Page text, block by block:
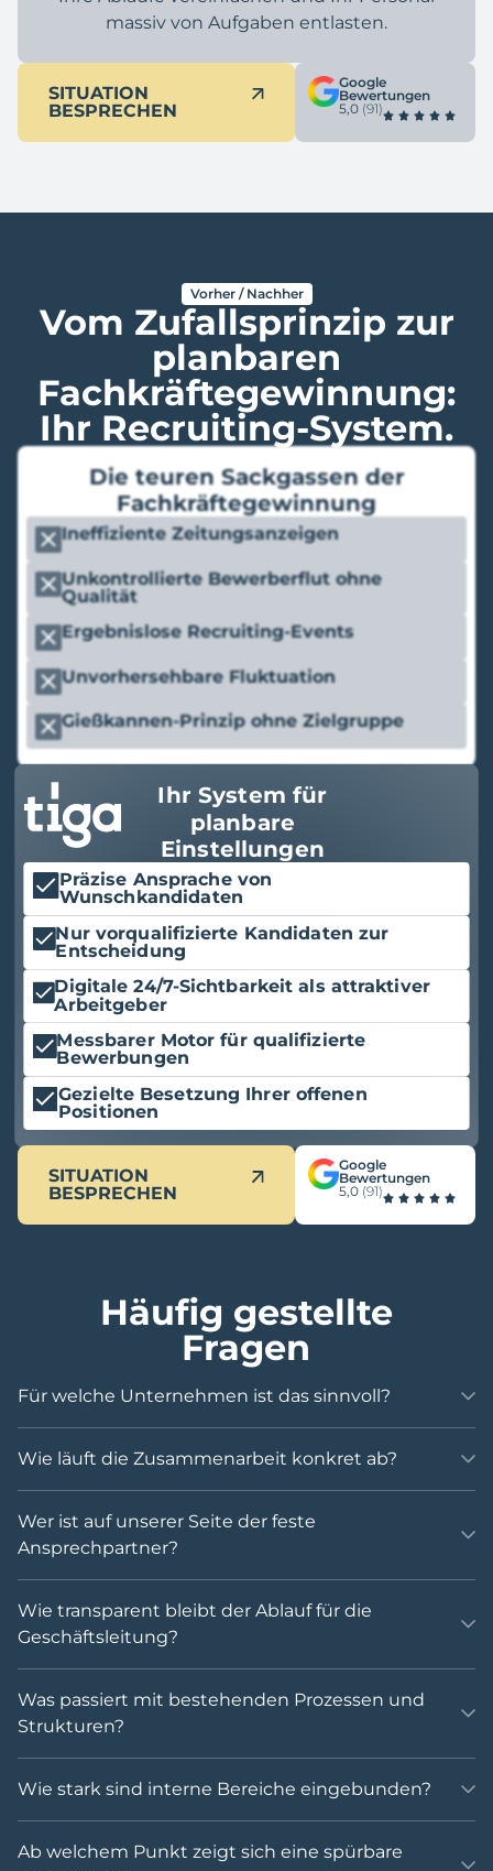
massiv von Aufgaben entlasten.
SITUATION
BESPRECHEN
Google
Bewertungen
5,0 (91)
Vorher / Nachher
Vom Zufallsprinzip zur
planbaren
Fachkräftegewinnung:
Ihr Recruiting-System.
Die teuren Sackgassen der
Fachkräftegewinnung
Ineffiziente Zeitungsanzeigen
Unkontrollierte Bewerberflut ohne
Qualität
Ergebnislose Recruiting-Events
Unvorhersehbare Fluktuation
Gießkannen-Prinzip ohne Zielgruppe
Ihr System für
planbare
Einstellungen
Präzise Ansprache von
Wunschkandidaten
Nur vorqualifizierte Kandidaten zur
Entscheidung
Digitale 24/7-Sichtbarkeit als attraktiver
Arbeitgeber
Messbarer Motor für qualifizierte
Bewerbungen
Gezielte Besetzung Ihrer offenen
Positionen
SITUATION
BESPRECHEN
Google
Bewertungen
5,0 (91)
Häufig gestellte
Fragen
Für welche Unternehmen ist das sinnvoll?
Wie läuft die Zusammenarbeit konkret ab?
Wer ist auf unserer Seite der feste
Ansprechpartner?
Wie transparent bleibt der Ablauf für die
Geschäftsleitung?
Was passiert mit bestehenden Prozessen und
Strukturen?
Wie stark sind interne Bereiche eingebunden?
Ab welchem Punkt zeigt sich eine spürbare